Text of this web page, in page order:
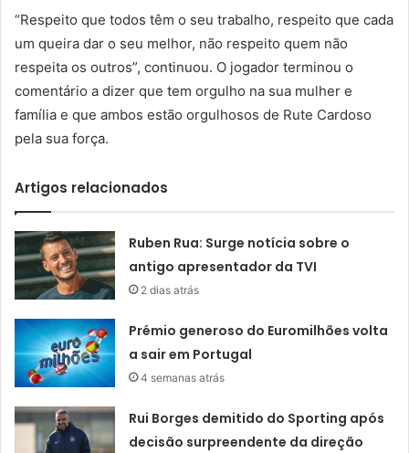
“Respeito que todos têm o seu trabalho, respeito que cada
um queira dar o seu melhor, não respeito quem não
respeita os outros”, continuou. O jogador terminou o
comentário a dizer que tem orgulho na sua mulher e
família e que ambos estão orgulhosos de Rute Cardoso
pela sua força.
Artigos relacionados
Ruben Rua: Surge notícia sobre o
antigo apresentador da TVI
2 dias atrás
Prémio generoso do Euromilhões volta
a sair em Portugal
4 semanas atrás
Rui Borges demitido do Sporting após
decisão surpreendente da direção